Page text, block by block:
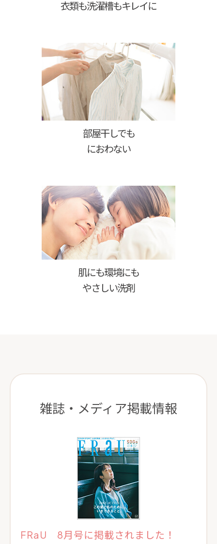
衣類も洗濯槽もキレイに
部屋干しでも
におわない
肌にも環境にも
やさしい洗剤
雑誌・メディア掲載情報
FRaU 8月号に掲載されました！